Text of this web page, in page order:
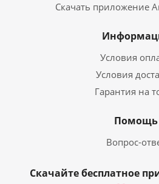
Скачать приложение
Условия
Условия
Гарантия на
Помощь
Вопрос-
Скачайте бесплатное